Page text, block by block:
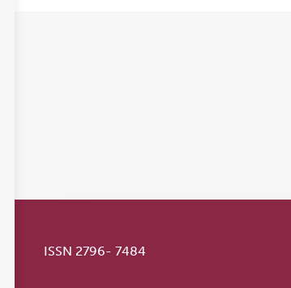
ISSN 2796- 7484